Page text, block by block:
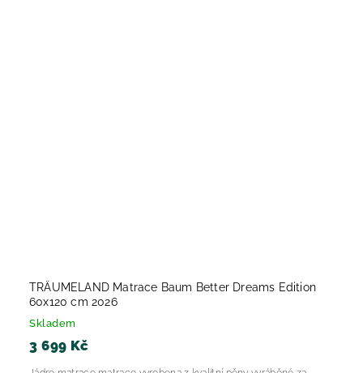
TRÄUMELAND Matrace Baum Better Dreams Edition
60x120 cm 2026
Skladem
3 699 Kč